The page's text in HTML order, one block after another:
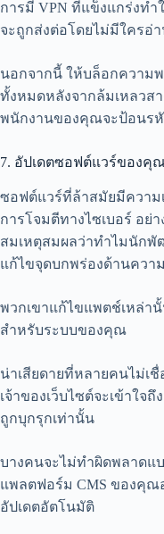
การมี VPN ที่แข็งแกร่งท
จะถูกส่งต่อโดยไม่มีใครอ่
นอกจากนี้ ให้บล็อกความ
ทั้งหมดหลังจากล้มเหลวส
พนักงานของคุณจะป้อนรหั
7. อัปเดตซอฟต์แวร์ของคุ
ซอฟต์แวร์ที่ล้าสมัยมีความ
การโจมตีทางไซเบอร์ อย่
สมเหตุสมผลว่าทำไมนักพั
แก้ไขจุดบกพร่องด้านควา
พวกเขาแก้ไขแพตช์เหล่า
สำหรับระบบของคุณ
น่าเสียดายที่หลายคนไม่เ
เจ้าของเว็บไซต์จะเข้าใจ
ถูกบุกรุกเท่านั้น
บางคนจะไม่ทำผิดพลาดแ
แพลตฟอร์ม CMS ของคุณ
อัปเดตอัตโนมัติ